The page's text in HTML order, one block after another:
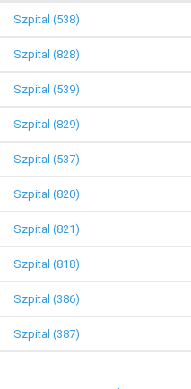
Szpital (538)
Szpital (828)
Szpital (539)
Szpital (829)
Szpital (537)
Szpital (820)
Szpital (821)
Szpital (818)
Szpital (386)
Szpital (387)